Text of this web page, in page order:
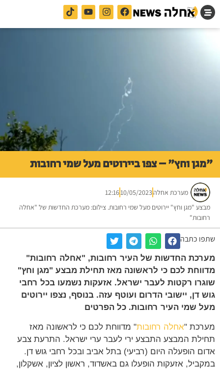
"מגן וחץ" – צפו ביירוטים מעל שמי רחובות
מערכת אחלה10/05/2023
12:16
מבצע "מגן וחץ" יירוטים מעל שמי רחובות. צילום: מערכת החדשות של "אחלה
רחובות"
שתפו כתבה
מערכת החדשות של העיר רחובות, "אחלה רחובות"
מדווחת לכם כי לראשונה מאז תחילת מבצע "מגן וחץ"
שוגרו רקטות לעבר ישראל. אזעקות נשמעו בכל רחבי
גוש דן, יישובי הדרום ועוטף עזה. בנוסף, נצפו יירוטים
מעל שמי העיר רחובות. כל הפרטים
מערכת "אחלה רחובות" מדווחת לכם כי לראשונה מאז
תחילת המבצע התבצע ירי לעבר ערי ישראל. התרעת צבע
אדום הופעלה היום (רביעי) בתל אביב ובכל רחבי גוש דן.
במקביל, אזעקות הופעלו גם באשדוד, ראשון לציון, אשקלון,